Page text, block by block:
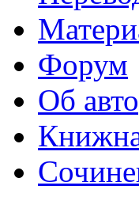
Форум
Об